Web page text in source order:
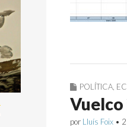
POLÍTICA
por Lluís Foix •